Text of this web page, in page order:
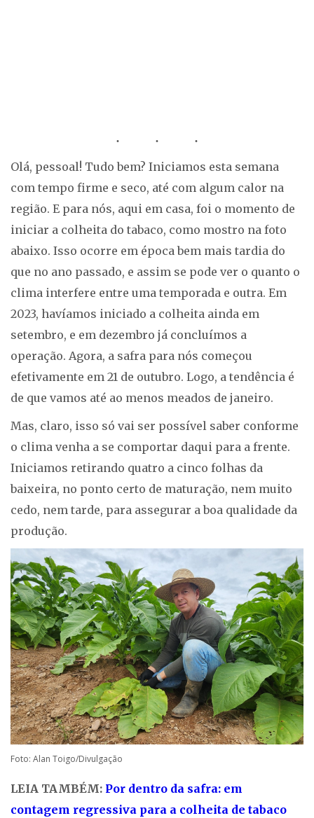
Olá, pessoal! Tudo bem? Iniciamos esta semana
com tempo firme e seco, até com algum calor na
região. E para nós, aqui em casa, foi o momento de
iniciar a colheita do tabaco, como mostro na foto
abaixo. Isso ocorre em época bem mais tardia do
que no ano passado, e assim se pode ver o quanto o
clima interfere entre uma temporada e outra. Em
2023, havíamos iniciado a colheita ainda em
setembro, e em dezembro já concluímos a
operação. Agora, a safra para nós começou
efetivamente em 21 de outubro. Logo, a tendência é
de que vamos até ao menos meados de janeiro.
Mas, claro, isso só vai ser possível saber conforme
o clima venha a se comportar daqui para a frente.
Iniciamos retirando quatro a cinco folhas da
baixeira, no ponto certo de maturação, nem muito
cedo, nem tarde, para assegurar a boa qualidade da
produção.
Foto: Alan Toigo/Divulgação
LEIA TAMBÉM: Por dentro da safra: em
contagem regressiva para a colheita de tabaco